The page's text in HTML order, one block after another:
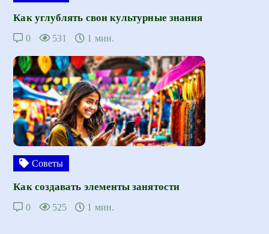
Как углублять свои культурные знания
0 531 1 мин.
Советы
Как создавать элементы занятости
0 525 1 мин.